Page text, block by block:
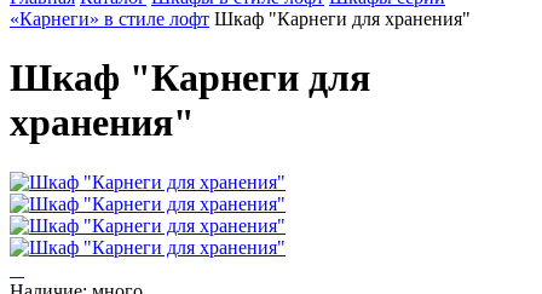
«Карнеги» в стиле лофт Шкаф "Карнеги для хранения"
Шкаф "Карнеги для
хранения"